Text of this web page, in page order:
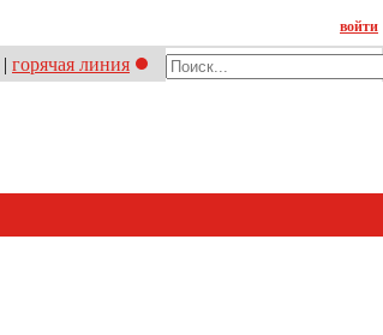
войти
| горячая линия